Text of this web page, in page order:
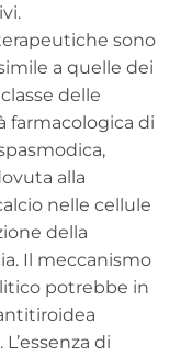
sono
a quelle dei
delle
farmacologica di
alla
nelle cellule
della
Il meccanismo
potrebbe in
di